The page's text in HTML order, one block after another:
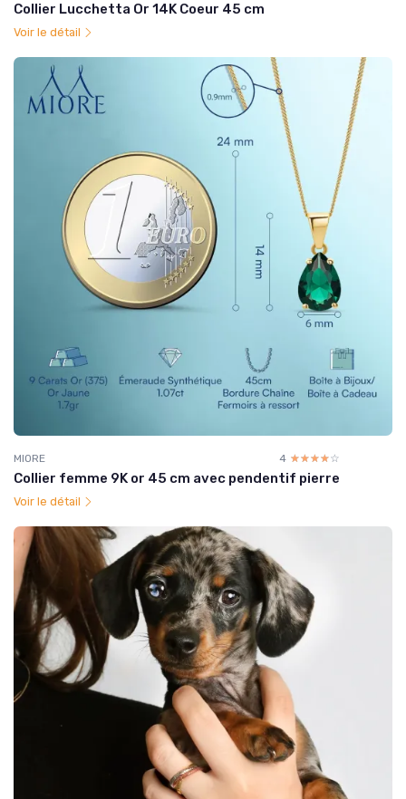
Collier Lucchetta Or 14K Coeur 45 cm
Voir le détail
MIORE 4 ☆☆☆☆☆
★★★★★
Collier femme 9K or 45 cm avec pendentif pierre
Voir le détail